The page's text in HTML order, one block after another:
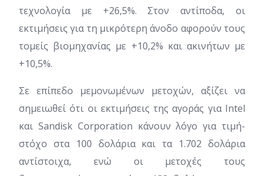
τεχνολογία με +26,5%. Στον αντίποδα, οι
εκτιμήσεις για τη μικρότερη άνοδο αφορούν τους
τομείς βιομηχανίας με +10,2% και ακινήτων με
+10,5%.
Σε επίπεδο μεμονωμένων μετοχών, αξίζει να
σημειωθεί ότι οι εκτιμήσεις της αγοράς για Intel
και Sandisk Corporation κάνουν λόγο για τιμή-
στόχο στα 100 δολάρια και τα 1.702 δολάρια
αντίστοιχα, ενώ οι μετοχές τους